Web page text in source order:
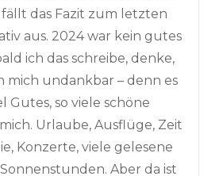
fällt das Fazit zum letzten
aus. 2024 war kein gutes
ich das schreibe, denke,
mich undankbar – denn es
Gutes, so viele schöne
Urlaube, Ausflüge, Zeit
Konzerte, viele gelesene
Aber da ist